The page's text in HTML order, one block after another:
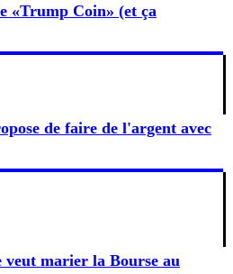
«Trump Coin» (et ça
de faire de l'argent avec
veut marier la Bourse au